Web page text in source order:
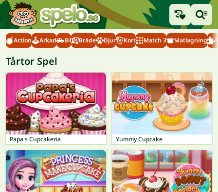
Action Arkad Bil Bräde Djur Kort Match 3 Matlagning
Tårtor Spel
Papa's Cupcakeria Yummy Cupcake